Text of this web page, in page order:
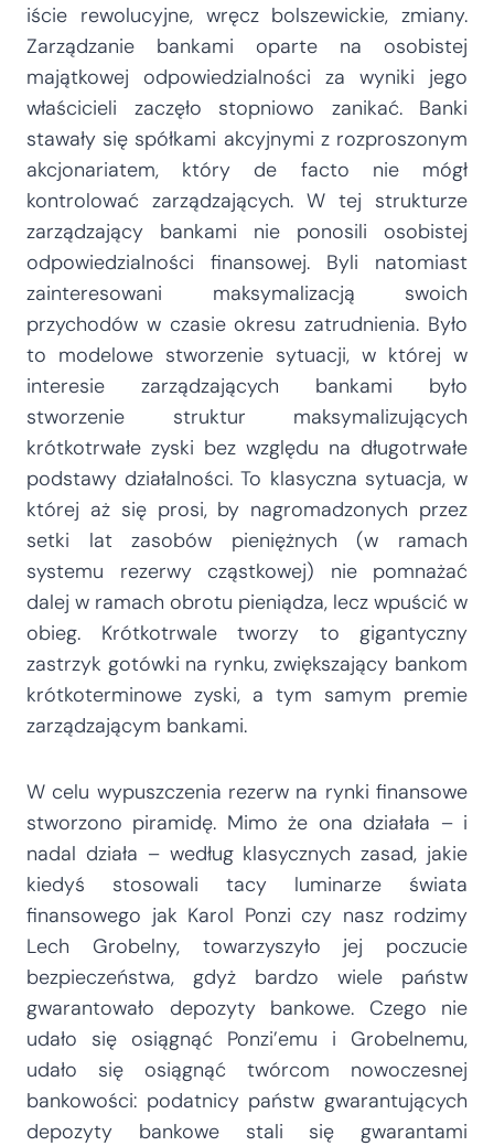
iście rewolucyjne, wręcz bolszewickie, zmiany.
Zarządzanie bankami oparte na osobistej
majątkowej odpowiedzialności za wyniki jego
właścicieli zaczęło stopniowo zanikać. Banki
stawały się spółkami akcyjnymi z rozproszonym
akcjonariatem, który de facto nie mógł
kontrolować zarządzających. W tej strukturze
zarządzający bankami nie ponosili osobistej
odpowiedzialności finansowej. Byli natomiast
zainteresowani maksymalizacją swoich
przychodów w czasie okresu zatrudnienia. Było
to modelowe stworzenie sytuacji, w której w
interesie zarządzających bankami było
stworzenie struktur maksymalizujących
krótkotrwałe zyski bez względu na długotrwałe
podstawy działalności. To klasyczna sytuacja, w
której aż się prosi, by nagromadzonych przez
setki lat zasobów pieniężnych (w ramach
systemu rezerwy cząstkowej) nie pomnażać
dalej w ramach obrotu pieniądza, lecz wpuścić w
obieg. Krótkotrwale tworzy to gigantyczny
zastrzyk gotówki na rynku, zwiększający bankom
krótkoterminowe zyski, a tym samym premie
zarządzającym bankami.
W celu wypuszczenia rezerw na rynki finansowe
stworzono piramidę. Mimo że ona działała – i
nadal działa – według klasycznych zasad, jakie
kiedyś stosowali tacy luminarze świata
finansowego jak Karol Ponzi czy nasz rodzimy
Lech Grobelny, towarzyszyło jej poczucie
bezpieczeństwa, gdyż bardzo wiele państw
gwarantowało depozyty bankowe. Czego nie
udało się osiągnąć Ponzi’emu i Grobelnemu,
udało się osiągnąć twórcom nowoczesnej
bankowości: podatnicy państw gwarantujących
depozyty bankowe stali się gwarantami